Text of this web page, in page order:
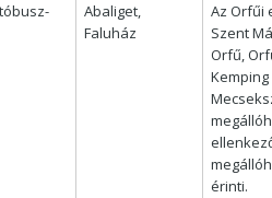
Abaliget,
Faluház
Az Orfűi
Szent
Orfű,
érinti.